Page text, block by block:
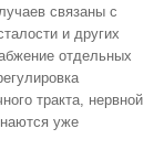
связаны с
и других
отдельных
тракта, нервной
уже